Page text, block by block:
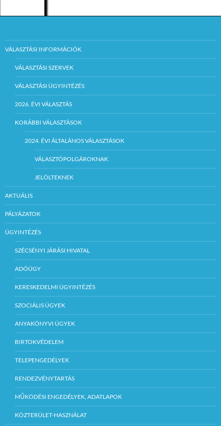
VÁLASZTÁSI INFORMÁCIÓK
VÁLASZTÁSI SZERVEK
VÁLASZTÁSI ÜGYINTÉZÉS
2026. ÉVI VÁLASZTÁS
KORÁBBI VÁLASZTÁSOK
2024. ÉVI ÁLTALÁNOS VÁLASZTÁSOK
VÁLASZTÓPOLGÁROKNAK
JELÖLTEKNEK
AKTUÁLIS
PÁLYÁZATOK
ÜGYINTÉZÉS
SZÉCSÉNYI JÁRÁSI HIVATAL
ADÓÜGY
KERESKEDELMI ÜGYINTÉZÉS
SZOCIÁLIS ÜGYEK
ANYAKÖNYVI ÜGYEK
BIRTOKVÉDELEM
TELEPENGEDÉLYEK
RENDEZVÉNYTARTÁS
MŰKÖDÉSI ENGEDÉLYEK, ADATLAPOK
KÖZTERÜLET-HASZNÁLAT